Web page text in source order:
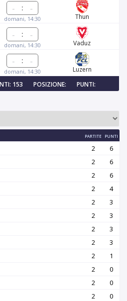
:
domani, 14:30 Thun
:
domani, 14:30 Vaduz
:
domani, 14:30
Luzern
153
POSIZIONE: PUNTI:
PARTITE PUNTI
2
6
2
6
2
6
2
4
2
3
2
3
2
3
2
3
2
1
2
0
2
0
2 0